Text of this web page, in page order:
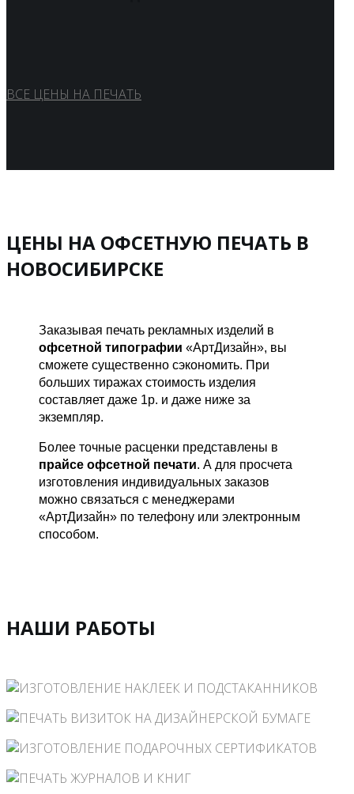
ВСЕ ЦЕНЫ НА ПЕЧАТЬ
ЦЕНЫ НА ОФСЕТНУЮ ПЕЧАТЬ В
НОВОСИБИРСКЕ
Заказывая печать рекламных изделий в
офсетной типографии «АртДизайн», вы
сможете существенно сэкономить. При
больших тиражах стоимость изделия
составляет даже 1р. и даже ниже за
экземпляр.
Более точные расценки представлены в
прайсе офсетной печати. А для просчета
изготовления индивидуальных заказов
можно связаться с менеджерами
«АртДизайн» по телефону или электронным
способом.
НАШИ РАБОТЫ